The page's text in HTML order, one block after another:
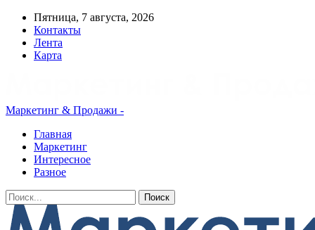
Пятница, 7 августа, 2026
Контакты
Лента
Карта
Маркетинг & Продажи -
Главная
Маркетинг
Интересное
Разное